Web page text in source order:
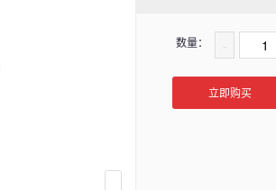
数量： -
立即购买